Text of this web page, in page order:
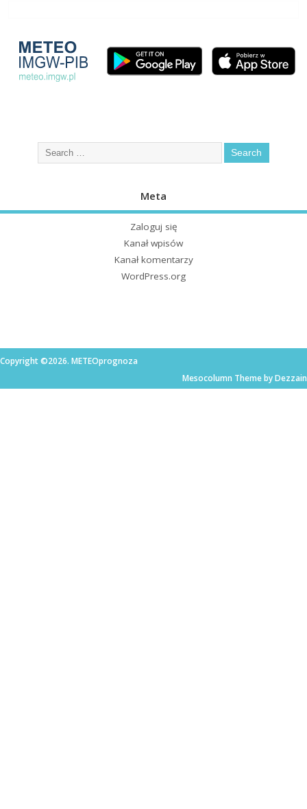
Meta
Zaloguj się
Kanał wpisów
Kanał komentarzy
WordPress.org
Copyright ©2026. METEOprognoza
Mesocolumn Theme by Dezzain